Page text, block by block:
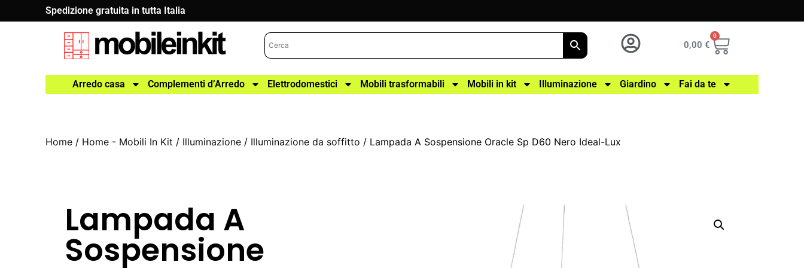
Spedizione gratuita in tutta Italia
0,00 €
0
Arredo casa Complementi d’Arredo Elettrodomestici Mobili trasformabili Mobili in kit Illuminazione Giardino Fai da te
Home / Home - Mobili In Kit / Illuminazione / Illuminazione da soffitto / Lampada A Sospensione Oracle Sp D60 Nero Ideal-Lux
Lampada A
Sospensione